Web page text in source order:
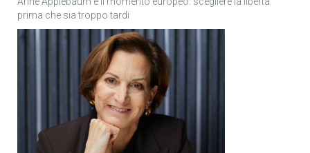
prima che sia troppo tardi